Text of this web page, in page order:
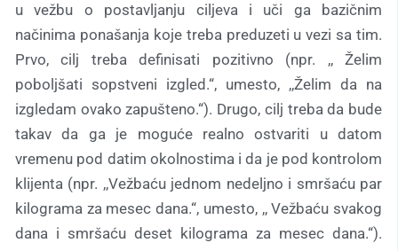
u vežbu o postavljanju ciljeva i uči ga bazičnim
načinima ponašanja koje treba preduzeti u vezi sa tim.
Prvo, cilj treba definisati pozitivno (npr. ,, Želim
poboljšati sopstveni izgled.“, umesto, ,,Želim da na
izgledam ovako zapušteno.“). Drugo, cilj treba da bude
takav da ga je moguće realno ostvariti u datom
vremenu pod datim okolnostima i da je pod kontrolom
klijenta (npr. ,,Vežbaću jednom nedeljno i smršaću par
kilograma za mesec dana.“, umesto, ,, Vežbaću svakog
dana i smršaću deset kilograma za mesec dana.“).